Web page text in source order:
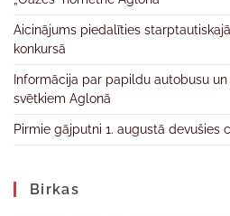
Aicinājums piedalīties
konkursā
Informācija par papildu autobusu
svētkiem Aglonā
Pirmie gājputni 1. augustā devušies
Birkas